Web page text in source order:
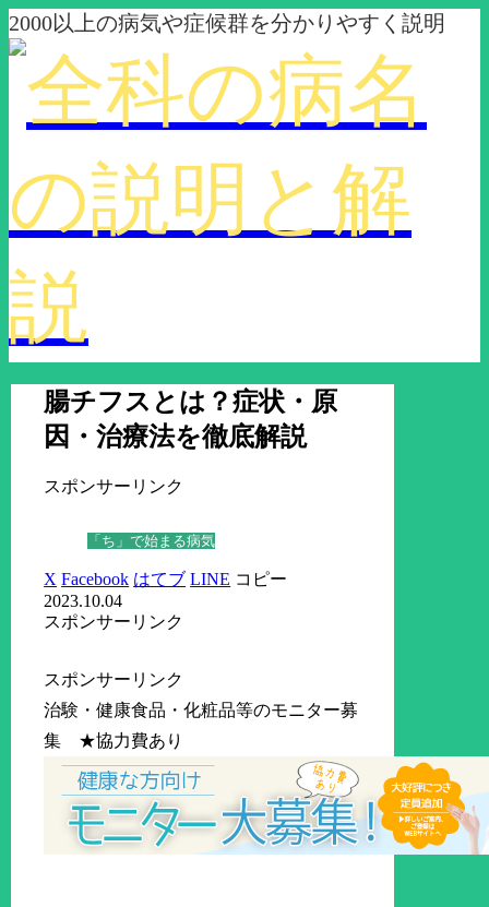
2000以上の病気や症候群を分かりやすく説明
腸チフスとは？症状・原
因・治療法を徹底解説
スポンサーリンク
「ち」で始まる病気
X Facebook はてブ LINE コピー
2023.10.04
スポンサーリンク
スポンサーリンク
治験・健康食品・化粧品等のモニター募
集 ★協力費あり